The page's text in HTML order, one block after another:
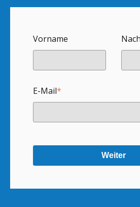
Vorname
E-Mail*
Weiter